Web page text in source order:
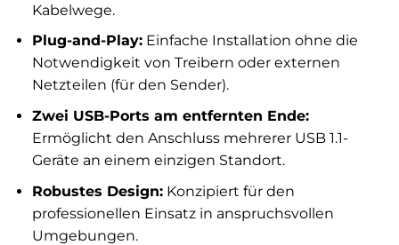
Kabelwege.
Plug-and-Play:Einfache Installation ohne die
Notwendigkeit von Treibern oder externen
Netzteilen (für den Sender).
Zwei USB-Ports am entfernten Ende:
Ermöglicht den Anschluss mehrerer USB 1.1-
Geräte an einem einzigen Standort.
Robustes Design:Konzipiert für den
professionellen Einsatz in anspruchsvollen
Umgebungen.